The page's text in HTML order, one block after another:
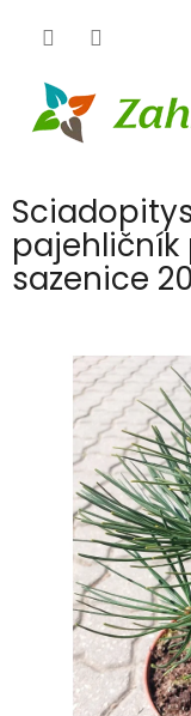
pajehličník
sazenice